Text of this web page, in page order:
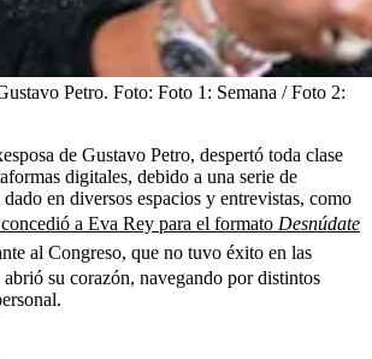
Petro. Foto: Foto 1: Semana / Foto 2:
de Gustavo Petro, despertó toda clase
digitales, debido a una serie de
en diversos espacios y entrevistas, como
a Eva Rey para el formato Desnúdate
al Congreso, que no tuvo éxito en las
su corazón, navegando por distintos